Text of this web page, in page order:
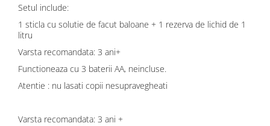
Setul include:
1 sticla cu solutie de facut baloane + 1 rezerva de lichid de 1
litru
Varsta recomandata: 3 ani+
Functioneaza cu 3 baterii AA, neincluse.
Atentie : nu lasati copii nesupravegheati
Varsta recomandata: 3 ani +